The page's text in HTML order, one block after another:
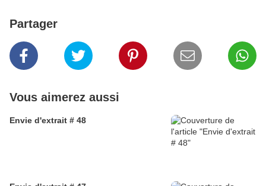
Partager
Vous aimerez aussi
Envie d'extrait # 48